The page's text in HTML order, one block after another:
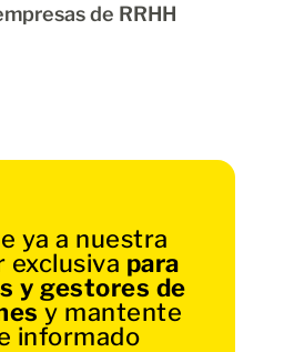
de RRHH
ya a nuestra
para
y gestores de
y mantente
informado